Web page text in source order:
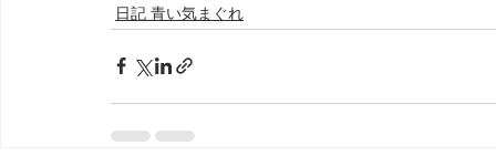
日記 青い気まぐれ